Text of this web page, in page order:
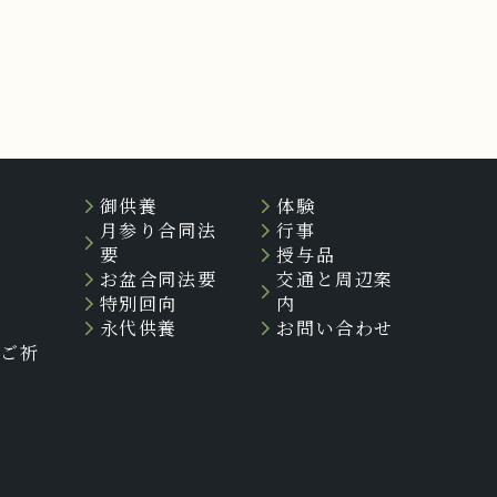
祈
御供養
月参り合同法
要
お盆合同法要
特別回向
永代供養
体験
行事
授与品
交通と周辺案
内
お問い合わせ